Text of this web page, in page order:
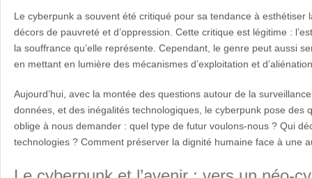
Le cyberpunk a souvent été critiqué pour sa tendance à esthétiser
décors de pauvreté et d’oppression. Cette critique est légitime :
la souffrance qu’elle représente. Cependant, le genre peut aussi
en mettant en lumière des mécanismes d’exploitation et
Aujourd’hui, avec la montée des questions autour de la
données, et des inégalités technologiques, le cyberpunk pose des
oblige à nous demander : quel type de futur voulons-nous ? Qui
technologies ? Comment préserver la dignité humaine face à une